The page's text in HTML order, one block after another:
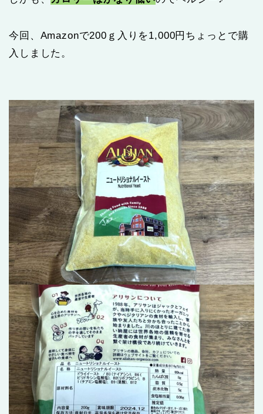
今回、Amazonで200ｇ入りを1,000円ちょっとで購
入しました。